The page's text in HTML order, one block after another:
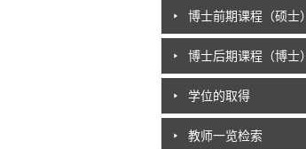
博士前期课程（硕士）
博士后期课程（博士）
学位的取得
教师一览检索